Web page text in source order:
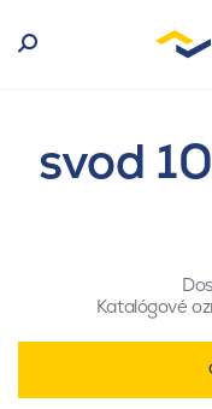
svod
Katalógové